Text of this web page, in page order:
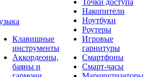
Клавишные
инструменты
Аккордеоны,
баяны и
Точки доступа
Накопители
Ноутбуки
Роутеры
Игровые
гарнитуры
Смартфоны
Смарт-часы